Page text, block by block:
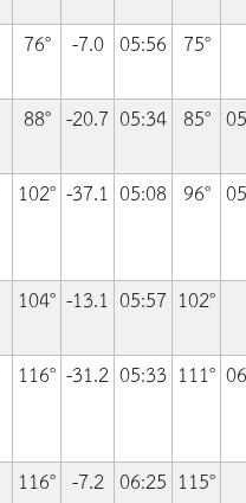
76° -7.0 05:56 75°
88° -20.7 05:34 85°
102° -37.1 05:08 96°
104° -13.1 05:57 102°
116° -31.2 05:33 111°
116° -7.2 06:25 115°